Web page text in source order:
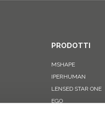
PRODOTTI
MSHAPE
IPERHUMAN
LENSED STAR ONE
EGO